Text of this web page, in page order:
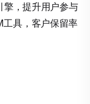
，提升用户参与
具，客户保留率